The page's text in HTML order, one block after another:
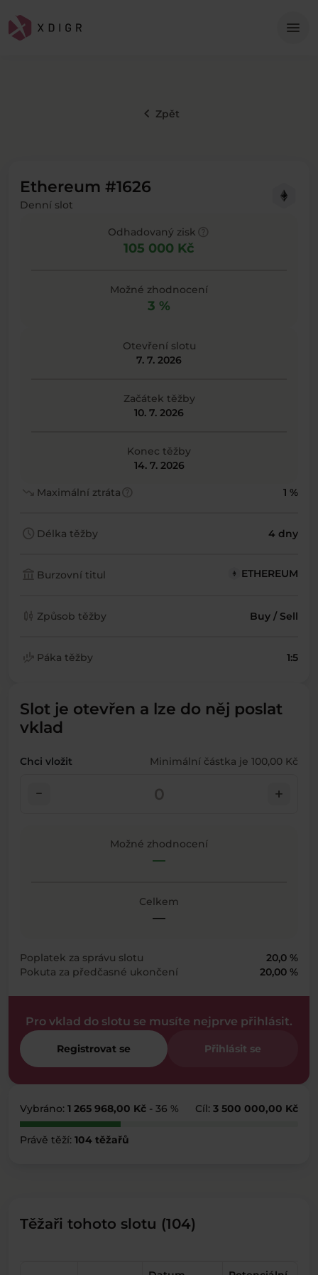
menu
keyboard_arrow_left Zpět
Ethereum #1626
Denní slot
Odhadovaný zisk
105 000 Kč
Možné zhodnocení
3 %
Otevření slotu
7. 7. 2026
Začátek těžby
10. 7. 2026
Konec těžby
14. 7. 2026
trending_down Maximální ztrátahelp 1 %
schedule Délka těžby 4 dny
account_balance Burzovní titul ETHEREUM
candlestick_chart Způsob těžby Buy / Sell
finance_mode Páka těžby 1:5
Slot je otevřen a lze do něj poslat
vklad
Chci vložit Minimální částka je 100,00 Kč
check_indeterminate_small add
Možné zhodnocení
—
Celkem
—
Poplatek za správu slotu
20,0 %
Pokuta za předčasné ukončení
20,00 %
Pro vklad do slotu se musíte nejprve přihlásit.
Registrovat se Přihlásit se
Vybráno: 1 265 968,00 Kč - 36 % Cíl: 3 500 000,00 Kč
Právě těží: 104 těžařů
Těžaři tohoto slotu (104)